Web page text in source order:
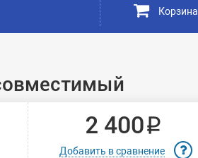
Корзина
2 400 ₽
Добавить в сравнение